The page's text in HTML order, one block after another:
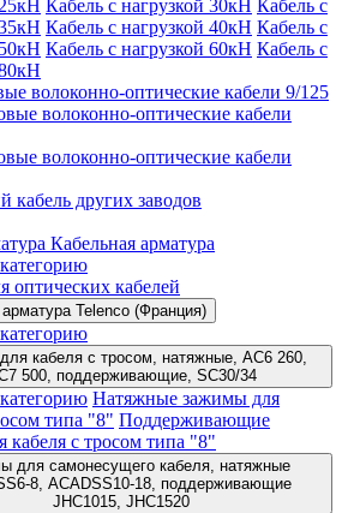
Кабель с нагрузкой 30кН Кабель с
Кабель с нагрузкой 40кН Кабель с
Кабель с нагрузкой 60кН Кабель с
волоконно-оптические кабели 9/125
волоконно-оптические кабели
волоконно-оптические кабели
кабель других заводов
Кабельная арматура
оптических кабелей
Telenco (Франция)
кабеля с тросом, натяжные, AC6 260,
500, поддерживающие, SC30/34
Натяжные зажимы для
типа "8" Поддерживающие
кабеля с тросом типа "8"
для самонесущего кабеля, натяжные
8, ACADSS10-18, поддерживающие
JHC1015, JHC1520